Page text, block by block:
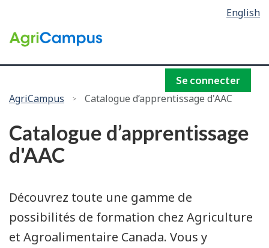
selection
English
/
du
Se connecter
Vous
ici :
AgriCampus Catalogue d’apprentissage d'AAC
Catalogue d’apprentissage
d'AAC
Découvrez toute une gamme de
possibilités de formation chez Agriculture
et Agroalimentaire Canada. Vous y